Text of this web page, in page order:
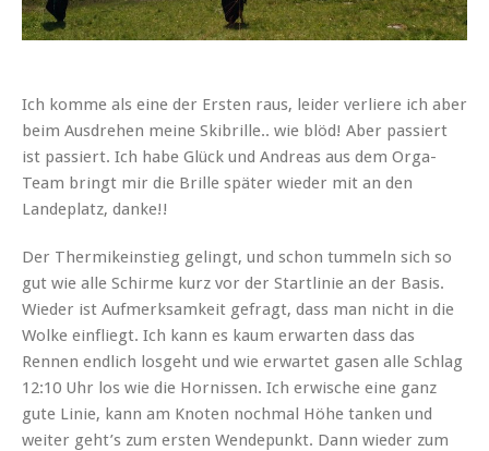
Ich komme als eine der Ersten raus, leider verliere ich aber
beim Ausdrehen meine Skibrille.. wie blöd! Aber passiert
ist passiert. Ich habe Glück und Andreas aus dem Orga-
Team bringt mir die Brille später wieder mit an den
Landeplatz, danke!!
Der Thermikeinstieg gelingt, und schon tummeln sich so
gut wie alle Schirme kurz vor der Startlinie an der Basis.
Wieder ist Aufmerksamkeit gefragt, dass man nicht in die
Wolke einfliegt. Ich kann es kaum erwarten dass das
Rennen endlich losgeht und wie erwartet gasen alle Schlag
12:10 Uhr los wie die Hornissen. Ich erwische eine ganz
gute Linie, kann am Knoten nochmal Höhe tanken und
weiter geht’s zum ersten Wendepunkt. Dann wieder zum